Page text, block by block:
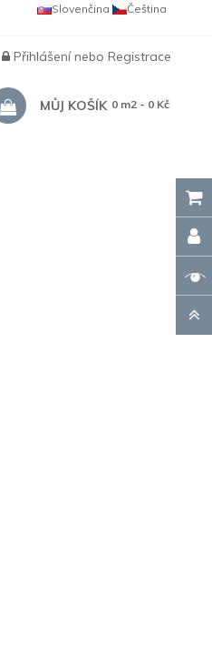
Čeština
Slovenčina
Přihlášenínebo Registrace
MŮJ KOŠÍK 0 m2 - 0 Kč